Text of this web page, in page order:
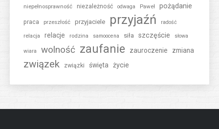
niepełnosprawność niezależność odwaga Paweł pożądanie
praca przeszłość przyjaciele przyjaźń radość
relacja relacje rodzina samoocena siła szczęście słowa
wiara wolność zaufanie zauroczenie zmiana
związek związki święta życie